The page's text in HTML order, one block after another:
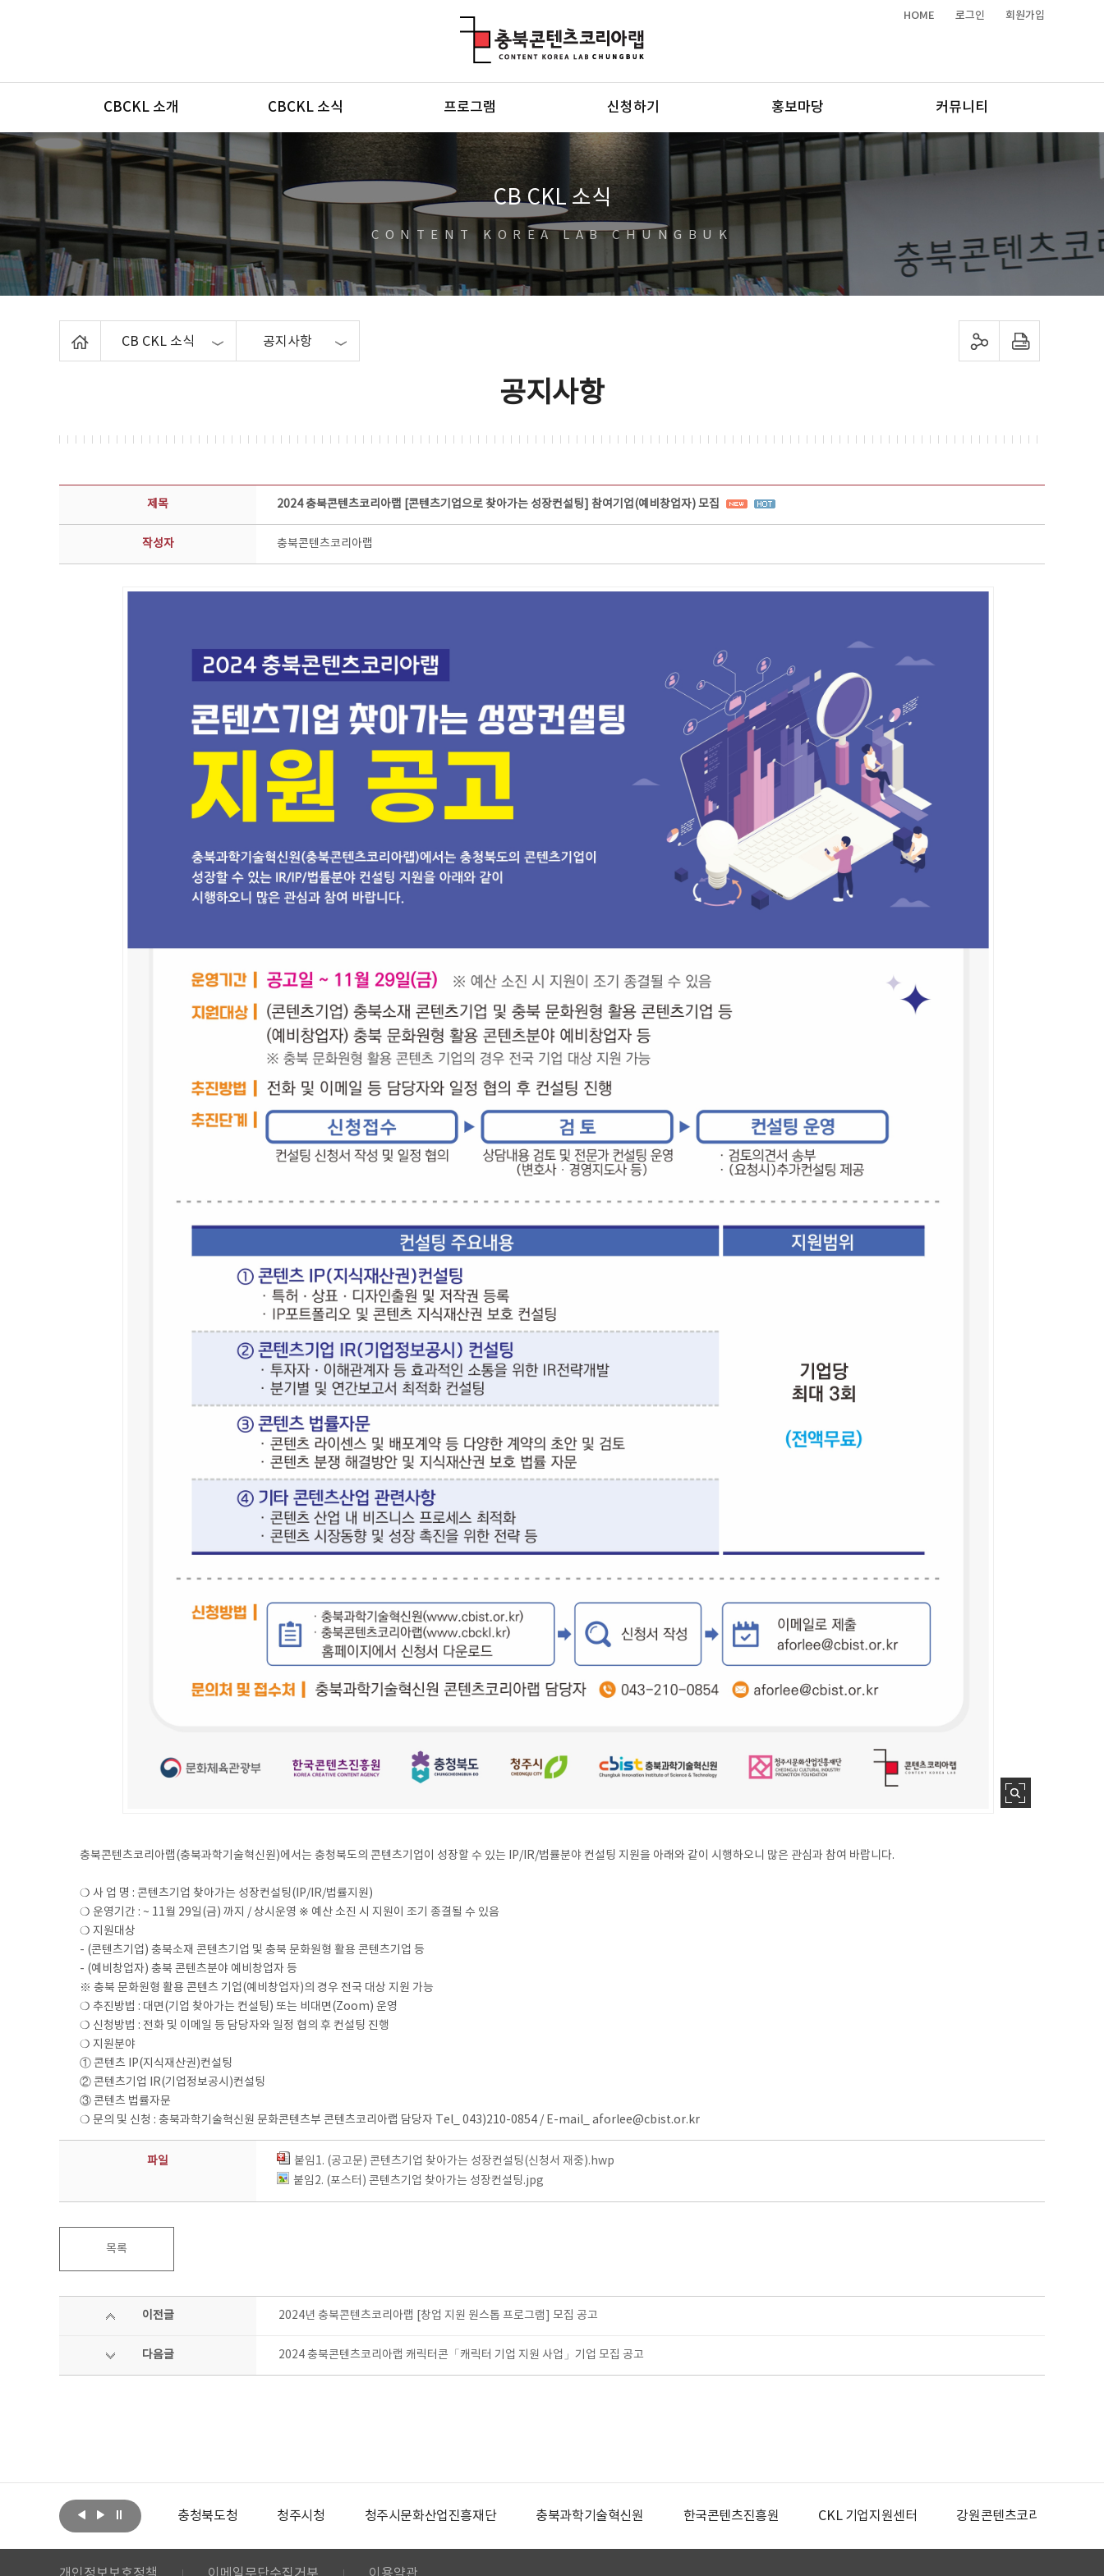
HOME 로그인 회원가입
메뉴
CBCKL 소개 CBCKL 소식 프로그램 신청하기 홍보마당 커뮤니티
CB CKL 소식
CONTENT KOREA LAB CHUNGBUK
CB CKL 소식 공지사항 sns 공유하기 프린트하기
공지사항
공지사항 상세보기 - 제목, 담당부서, 담당자, 담당연락처, 내용, 첨부파일 정보 제공
제목 2024 충북콘텐츠코리아랩 [콘텐츠기업으로 찾아가는 성장컨설팅] 참여기업(예비창업자) 모집
작성자 충북콘텐츠코리아랩
충북콘텐츠코리아랩(충북과학기술혁신원)에서는 충청북도의 콘텐츠기업이 성장할 수 있는 IP/IR/법률분야 컨설팅 지원을 아래와 같이 시행하오니 많은 관심과 참여 바랍니다.
❍ 사 업 명 : 콘텐츠기업 찾아가는 성장컨설팅(IP/IR/법률지원)
❍ 운영기간 : ~ 11월 29일(금) 까지 / 상시운영 ※ 예산 소진 시 지원이 조기 종결될 수 있음
❍ 지원대상
- (콘텐츠기업) 충북소재 콘텐츠기업 및 충북 문화원형 활용 콘텐츠기업 등
- (예비창업자) 충북 콘텐츠분야 예비창업자 등
※ 충북 문화원형 활용 콘텐츠 기업(예비창업자)의 경우 전국 대상 지원 가능
❍ 추진방법 : 대면(기업 찾아가는 컨설팅) 또는 비대면(Zoom) 운영
❍ 신청방법 : 전화 및 이메일 등 담당자와 일정 협의 후 컨설팅 진행
❍ 지원분야
① 콘텐츠 IP(지식재산권)컨설팅
② 콘텐츠기업 IR(기업정보공시)컨설팅
③ 콘텐츠 법률자문
❍ 문의 및 신청 : 충북과학기술혁신원 문화콘텐츠부 콘텐츠코리아랩 담당자 Tel_ 043)210-0854 / E-mail_ aforlee@cbist.or.kr
파일
붙임1. (공고문) 콘텐츠기업 찾아가는 성장컨설팅(신청서 재중).hwp
붙임2. (포스터) 콘텐츠기업 찾아가는 성장컨설팅.jpg
목록
이전글 2024년 충북콘텐츠코리아랩 [창업 지원 원스톱 프로그램] 모집 공고
다음글 2024 충북콘텐츠코리아랩 캐릭터콘「캐릭터 기업 지원 사업」기업 모집 공고
문화체육관광부 충청북도청 청주시청 청주시문화산업진흥재단 충북과학기술혁신원 한국콘텐츠진흥원 CKL 기업지원센터 강원콘텐츠코리아랩